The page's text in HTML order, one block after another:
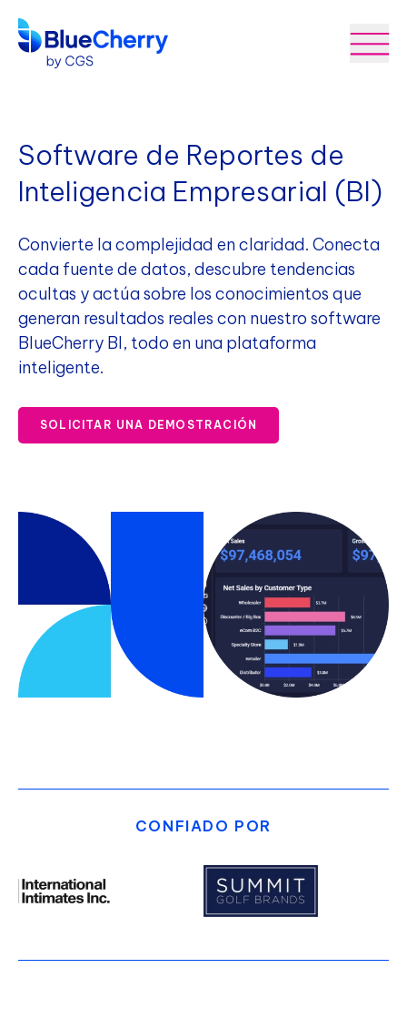
Software de Reportes de
Inteligencia Empresarial (BI)
Convierte la complejidad en claridad. Conecta
cada fuente de datos, descubre tendencias
ocultas y actúa sobre los conocimientos que
generan resultados reales con nuestro software
BlueCherry BI, todo en una plataforma
inteligente.
SOLICITAR UNA DEMOSTRACIÓN
CONFIADO POR